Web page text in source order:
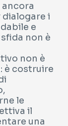
i
e
non è
non è
è costruire
le
il
una